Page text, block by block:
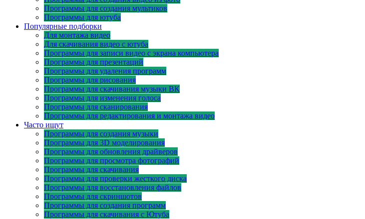
Программы для создания мультиков
Программы для ютуба
Популярные подборки
Для монтажа видео
Для скачивания видео с ютуба
Программы для записи видео с экрана компьютера
Программы для презентаций
Программы для удаления программ
Программы для рисования
Программы для скачивания музыки ВК
Программы для изменения голоса
Программы для сканирования
Программы для редактирования и монтажа видео
Часто ищут
Программы для создания музыки
Программы для 3D моделирования
Программы для обновления драйверов
Программы для просмотра фотографий
Программы для скачивания
Программы для проверки жесткого диска
Программы для восстановления файлов
Программы для скриншотов
Программы для создания программ
Программы для скачивания с Ютуба